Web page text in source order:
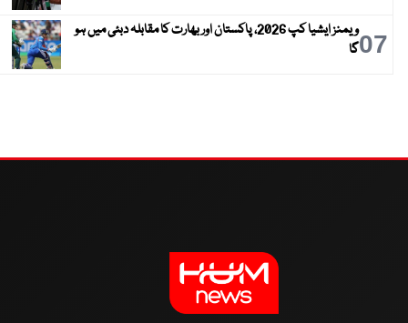
07
ویمنز ایشیا کپ 2026، پاکستان اور بھارت کا مقابلہ دبئی میں ہو
گا